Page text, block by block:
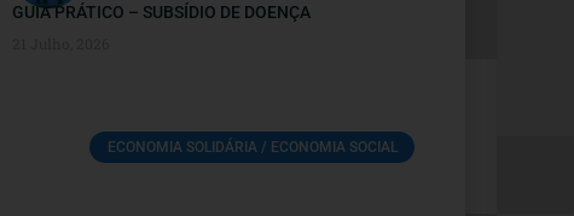
GUIA PRÁTICO – SUBSÍDIO DE DOENÇA
ECONOMIA SOLIDÁRIA / ECONOMIA SOCIAL